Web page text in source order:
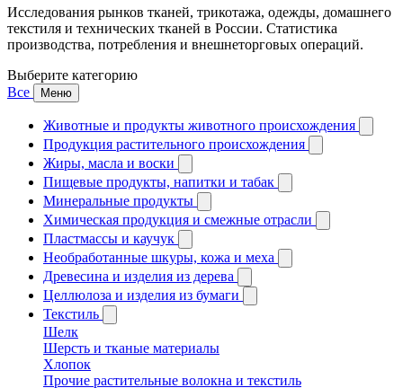
Исследования рынков тканей, трикотажа, одежды, домашнего
текстиля и технических тканей в России. Статистика
производства, потребления и внешнеторговых операций.
Выберите категорию
Все
Меню
Животные и продукты животного происхождения
Продукция растительного происхождения
Жиры, масла и воски
Пищевые продукты, напитки и табак
Минеральные продукты
Химическая продукция и смежные отрасли
Пластмассы и каучук
Необработанные шкуры, кожа и меха
Древесина и изделия из дерева
Целлюлоза и изделия из бумаги
Текстиль
Шелк
Шерсть и тканые материалы
Хлопок
Прочие растительные волокна и текстиль